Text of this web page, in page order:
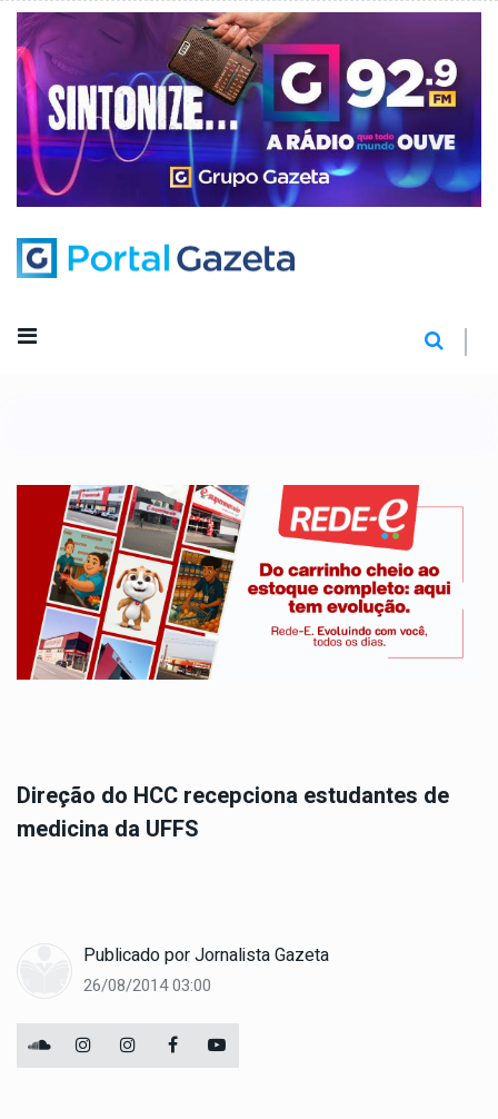
Direção do HCC recepciona estudantes de
medicina da UFFS
Publicado porJornalista Gazeta
26/08/2014 03:00